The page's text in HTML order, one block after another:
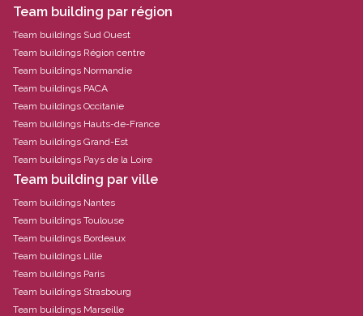
Team building par région
Team buildings Sud Ouest
Team buildings Région centre
Team buildings Normandie
Team buildings PACA
Team buildings Occitanie
Team buildings Hauts-de-France
Team buildings Grand-Est
Team buildings Pays de la Loire
Team building par ville
Team buildings Nantes
Team buildings Toulouse
Team buildings Bordeaux
Team buildings Lille
Team buildings Paris
Team buildings Strasbourg
Team buildings Marseille